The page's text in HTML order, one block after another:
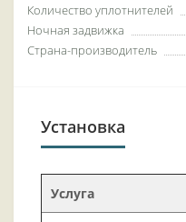
Количество уплотнителей
Ночная задвижка
Страна-производитель
Установка
Услуга